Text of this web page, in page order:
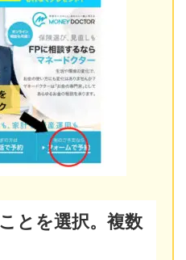
とを選択。複数